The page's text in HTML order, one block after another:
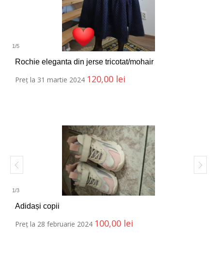
1/5
Rochie eleganta din jerse tricotat/mohair
Preț la 31 martie 2024 120,00 lei
1/3
Adidași copii
Preț la 28 februarie 2024 100,00 lei